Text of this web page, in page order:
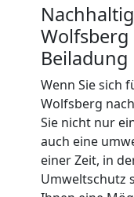
Beiladung
Wenn Sie sich
Wolfsberg
Sie nicht nur
auch eine
einer Zeit, in
Umweltschutz
LKW
Möbellift